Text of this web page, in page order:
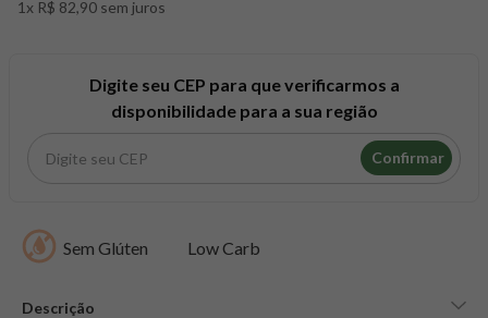
1x R$ 82,90 sem juros
Digite seu CEP para que verificarmos a
disponibilidade para a sua região
Confirmar
Sem Glúten Low Carb
Descrição
8º snack proteico mundo verde
creatina mundo verde